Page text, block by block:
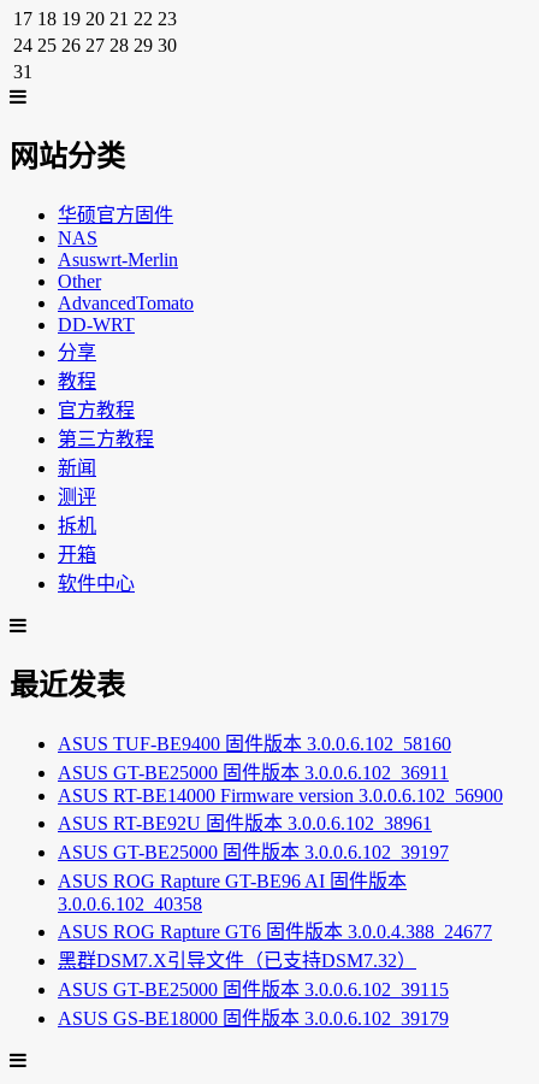
17 18 19 20 21 22 23
24 25 26 27 28 29 30
31
网站分类
华硕官方固件
NAS
Asuswrt-Merlin
Other
AdvancedTomato
DD-WRT
分享
教程
官方教程
第三方教程
新闻
测评
拆机
开箱
软件中心
最近发表
ASUS TUF-BE9400 固件版本 3.0.0.6.102_58160
ASUS GT-BE25000 固件版本 3.0.0.6.102_36911
ASUS RT-BE14000 Firmware version 3.0.0.6.102_56900
ASUS RT-BE92U 固件版本 3.0.0.6.102_38961
ASUS GT-BE25000 固件版本 3.0.0.6.102_39197
ASUS ROG Rapture GT-BE96 AI 固件版本
3.0.0.6.102_40358
ASUS ROG Rapture GT6 固件版本 3.0.0.4.388_24677
黑群DSM7.X引导文件（已支持DSM7.32）
ASUS GT-BE25000 固件版本 3.0.0.6.102_39115
ASUS GS-BE18000 固件版本 3.0.0.6.102_39179